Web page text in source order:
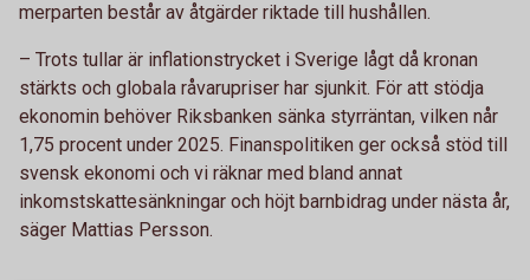
merparten består av åtgärder riktade till hushållen.
– Trots tullar är inflationstrycket i Sverige lågt då kronan
stärkts och globala råvarupriser har sjunkit. För att stödja
ekonomin behöver Riksbanken sänka styrräntan, vilken når
1,75 procent under 2025. Finanspolitiken ger också stöd till
svensk ekonomi och vi räknar med bland annat
inkomstskattesänkningar och höjt barnbidrag under nästa år,
säger Mattias Persson.